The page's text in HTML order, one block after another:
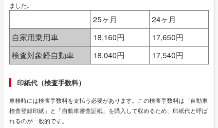
ました。
25ヶ月
24ヶ月
自家用乗用車
18,160円
17,650円
検査対象軽自動車
18,040円 17,540円
印紙代（検査手数料）
車検時には検査手数料を支払う必要があります。この検査手数料は「自動車
検査登録印紙」と「自動車審査証紙」を購入して収めるため、印紙代と呼ば
れるのが一般的です。